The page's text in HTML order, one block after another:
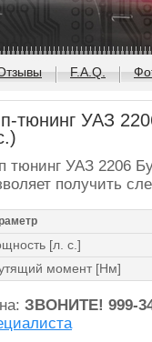
F.A.Q.
тюнинг УАЗ
тюнинг УАЗ 2206
получить
[л. с.]
момент [Нм]
ЗВОНИТЕ! 999-